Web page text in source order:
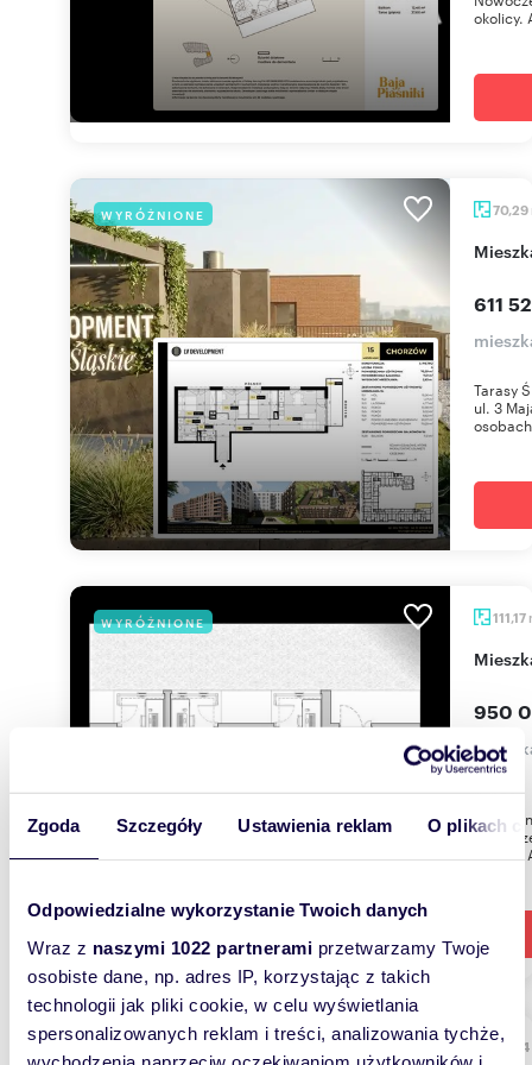
Zgoda Szczegóły Ustawienia reklam O plikach
Odpowiedzialne wykorzystanie Twoich danych
Wraz z naszymi 1022 partnerami przetwarzamy Twoje
osobiste dane, np. adres IP, korzystając z takich
technologii jak pliki cookie, w celu wyświetlania
spersonalizowanych reklam i treści, analizowania tychże,
okolicy.
WYRÓŻNIONE 70,29
611
Tarasy
ul. 3
WYRÓŻNIONE 111,17
950
10
Poznaj
55,04